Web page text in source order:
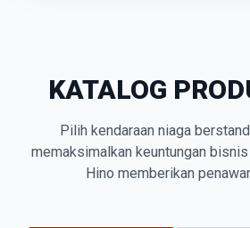
KATALOG
Pilih kendaraan niaga
memaksimalkan keuntungan
Hino memberikan